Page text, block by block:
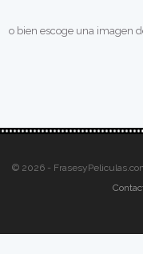
o bien escoge una imagen
© 2026 -